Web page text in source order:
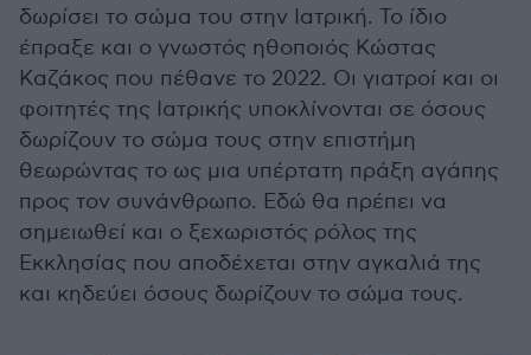
δωρίσει το σώμα του στην Ιατρική. Το ίδιο
έπραξε και ο γνωστός ηθοποιός Κώστας
Καζάκος που πέθανε το 2022. Οι γιατροί και οι
φοιτητές της Ιατρικής υποκλίνονται σε όσους
δωρίζουν το σώμα τους στην επιστήμη
θεωρώντας το ως μια υπέρτατη πράξη αγάπης
προς τον συνάνθρωπο. Εδώ θα πρέπει να
σημειωθεί και ο ξεχωριστός ρόλος της
Εκκλησίας που αποδέχεται στην αγκαλιά της
και κηδεύει όσους δωρίζουν το σώμα τους.